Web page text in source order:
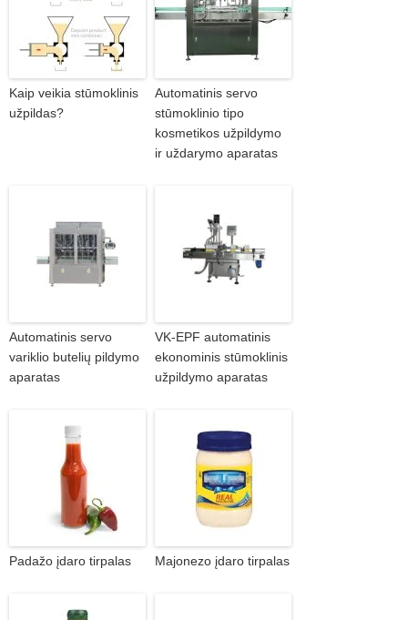
Kaip veikia stūmoklinis
užpildas?
Automatinis servo
stūmoklinio tipo
kosmetikos užpildymo
ir uždarymo aparatas
Automatinis servo
variklio butelių pildymo
aparatas
VK-EPF automatinis
ekonominis stūmoklinis
užpildymo aparatas
Padažo įdaro tirpalas Majonezo įdaro tirpalas